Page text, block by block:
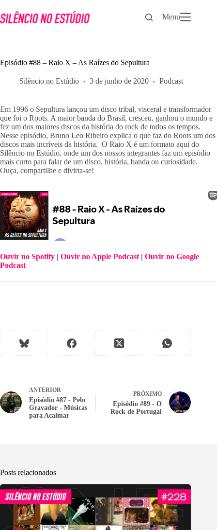
para
o
Menu
Episódio #88 – Raio X – As Raízes do Sepultura
Silêncio no Estúdio 3 de junho de 2020 Podcast
Em 1996 o Sepultura lançou um disco tribal, visceral e transformador
que foi o Roots. A maior banda do Brasil, cresceu, ganhou o mundo e
fez um dos maiores discos da história do rock de todos os tempos.
Nesse episódio, Bruno Leo Ribeiro explica o que faz do Roots um dos
discos mais incríveis da história.  O Raio X é um formato aqui do
Silêncio no Estúdio, onde um dos nossos integrantes faz um episódio
mais curto para falar de um disco, história, banda ou curiosidade.
Ouça, compartilhe e divirta-se!
Ouvir no Spotify | Ouvir no Apple Podcast | Ouvir no Google
Podcast
ANTERIOR
Episódio #87 - Pelo
Gravador - Músicas
para Acalmar
PRÓXIMO
Episódio #89 - O
Rock de Portugal
Posts relacionados